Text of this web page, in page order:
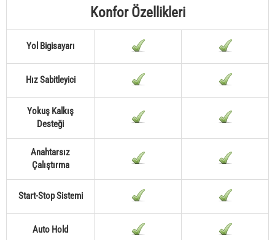
Konfor Özellikleri
Yol Bigisayarı
Hız Sabitleyici
Yokuş Kalkış
Desteği
Anahtarsız
Çalıştırma
Start-Stop Sistemi
Auto Hold